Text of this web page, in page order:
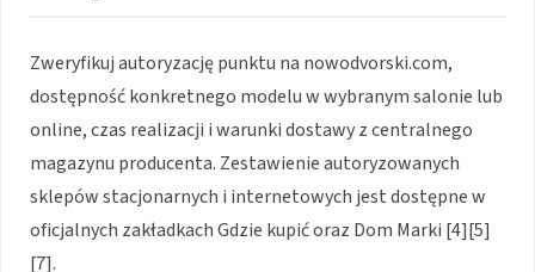
Zweryfikuj autoryzację punktu na nowodvorski.com,
dostępność konkretnego modelu w wybranym salonie lub
online, czas realizacji i warunki dostawy z centralnego
magazynu producenta. Zestawienie autoryzowanych
sklepów stacjonarnych i internetowych jest dostępne w
oficjalnych zakładkach Gdzie kupić oraz Dom Marki [4][5]
[7].